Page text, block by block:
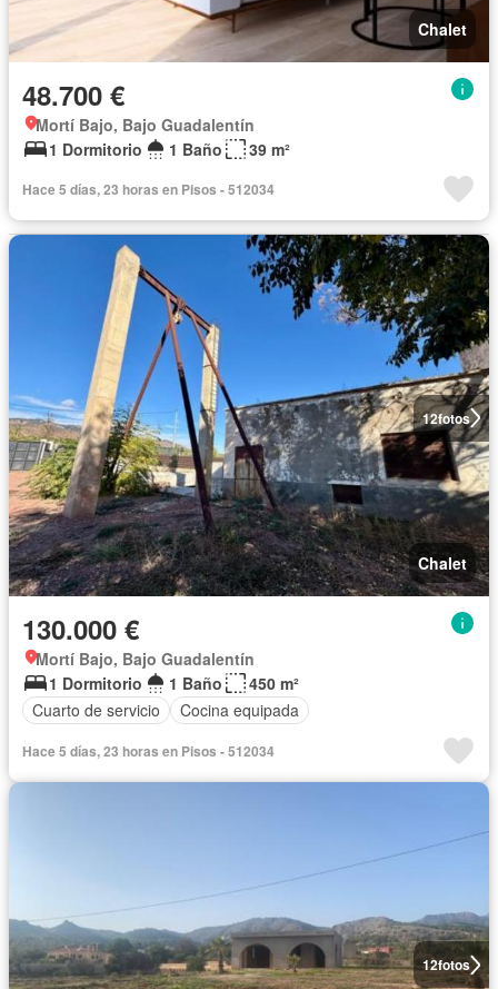
Chalet
48.700 €
Mortí Bajo, Bajo Guadalentín
1 Dormitorio
1 Baño 39 m²
Hace 5 días, 23 horas en Pisos - 512034
12fotos
Chalet
130.000 €
Mortí Bajo, Bajo Guadalentín
1 Dormitorio
1 Baño
450 m²
Cuarto de servicio
Cocina equipada
Hace 5 días, 23 horas en Pisos - 512034
12fotos